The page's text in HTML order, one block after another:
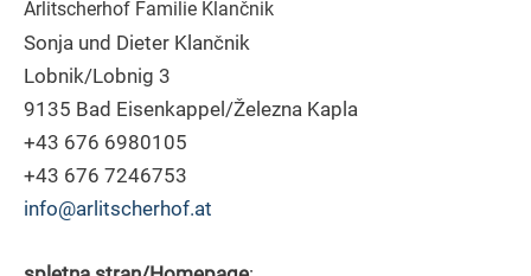
Arlitscherhof Familie Klančnik
Sonja und Dieter Klančnik
Lobnik/Lobnig 3
9135 Bad Eisenkappel/Železna Kapla
+43 676 6980105
+43 676 7246753
info@arlitscherhof.at